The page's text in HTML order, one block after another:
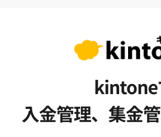
kintone
入金管理、集金